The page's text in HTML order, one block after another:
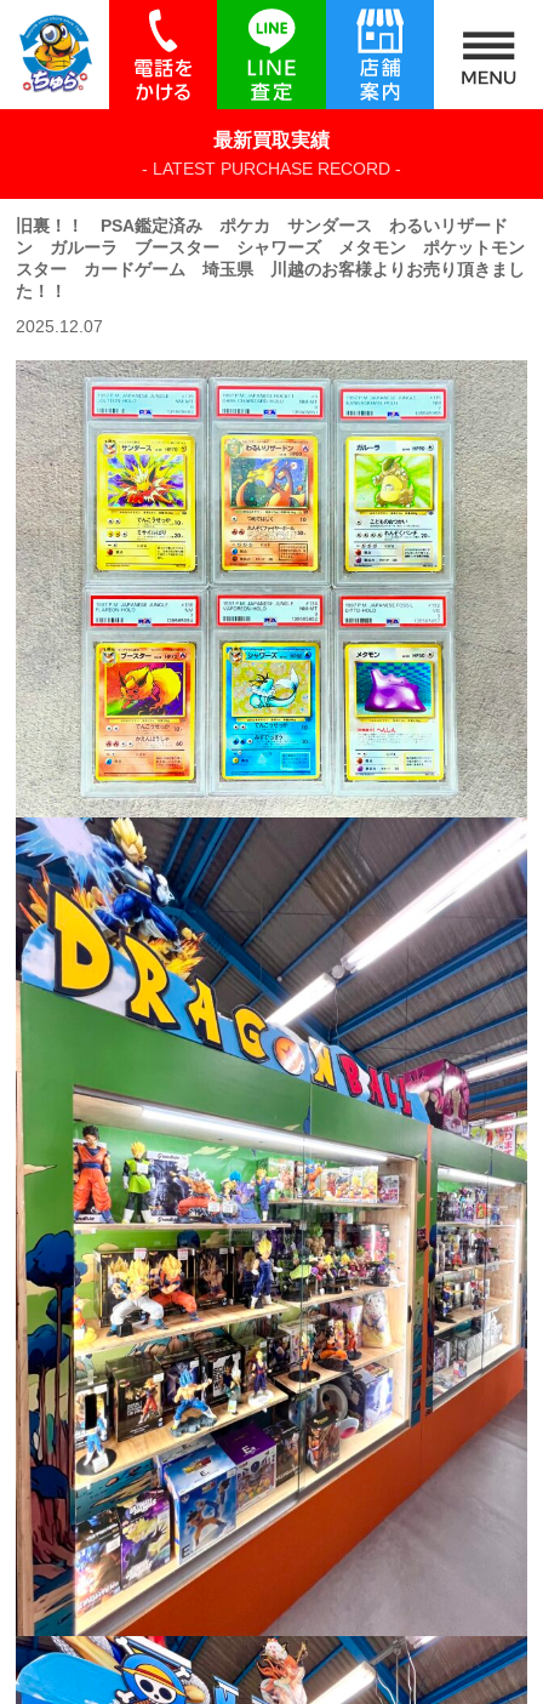
最新買取実績
- LATEST PURCHASE RECORD -
旧裏！！ PSA鑑定済み ポケカ サンダース わるいリザード
ン ガルーラ ブースター シャワーズ メタモン ポケットモン
スター カードゲーム 埼玉県 川越のお客様よりお売り頂きまし
た！！
2025.12.07